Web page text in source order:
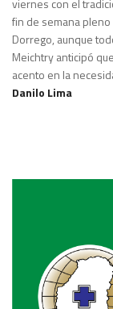
viernes con el
fin de semana
Dorrego, aunque
Meichtry anticipó
acento en la
Danilo Lima